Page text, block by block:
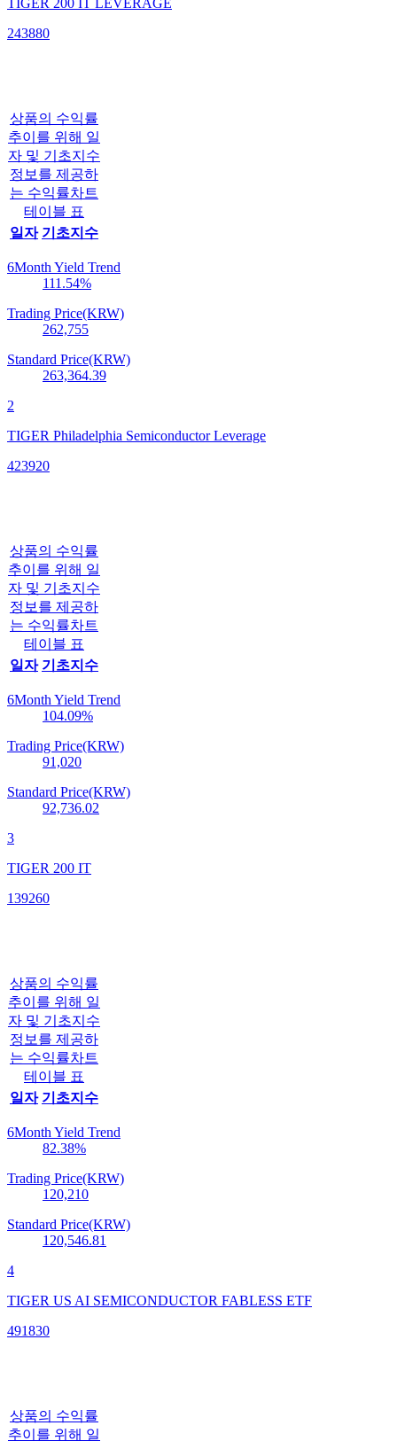
243880
상품의 수익률
추이를 위해 일
자 및 기초지수
정보를 제공하
는 수익률차트
테이블 표
일자 기초지수
6Month Yield Trend
111.54%
Trading Price(KRW)
262,755
Standard Price(KRW)
263,364.39
2
TIGER Philadelphia Semiconductor Leverage
423920
상품의 수익률
추이를 위해 일
자 및 기초지수
정보를 제공하
는 수익률차트
테이블 표
일자 기초지수
6Month Yield Trend
104.09%
Trading Price(KRW)
91,020
Standard Price(KRW)
92,736.02
3
TIGER 200 IT
139260
상품의 수익률
추이를 위해 일
자 및 기초지수
정보를 제공하
는 수익률차트
테이블 표
일자 기초지수
6Month Yield Trend
82.38%
Trading Price(KRW)
120,210
Standard Price(KRW)
120,546.81
4
TIGER US AI SEMICONDUCTOR FABLESS ETF
491830
상품의 수익률
추이를 위해 일